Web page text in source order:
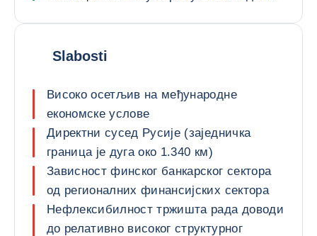
Slabosti
Високо осетљив на међународне
економске услове
Директни сусед Русије (заједничка
граница је дуга око 1.340 км)
Зависност финског банкарског сектора
од регионалних финансијских сектора
Нефлексибилност тржишта рада доводи
до релативно високог структурног